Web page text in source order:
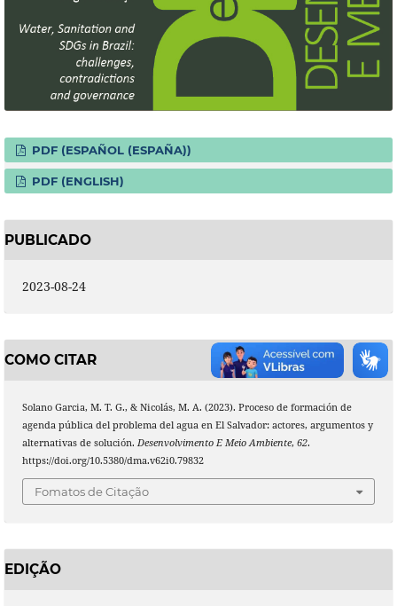
PDF (ESPAÑOL (ESPAÑA))
PDF (ENGLISH)
PUBLICADO
2023-08-24
COMO CITAR
Solano Garcia, M. T. G., & Nicolás, M. A. (2023). Proceso de formación de
agenda pública del problema del agua en El Salvador: actores, argumentos y
alternativas de solución. Desenvolvimento E Meio Ambiente, 62.
https://doi.org/10.5380/dma.v62i0.79832
Fomatos de Citação
EDIÇÃO